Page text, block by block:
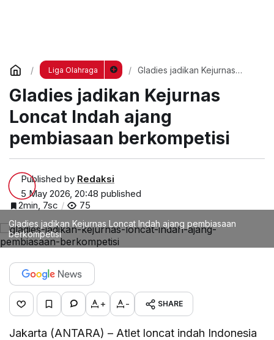
Liga Olahraga
Gladies jadikan Kejurnas
pembiasaan berkompetisi
Gladies jadikan Kejurnas
Loncat Indah ajang
pembiasaan berkompetisi
Published by Redaksi
5 May 2026, 20:48 published
2min, 7sc
75
Gladies jadikan Kejurnas Loncat Indah ajang pembiasaan
berkompetisi
+ - SHARE
Jakarta (ANTARA) – Atlet loncat indah Indonesia